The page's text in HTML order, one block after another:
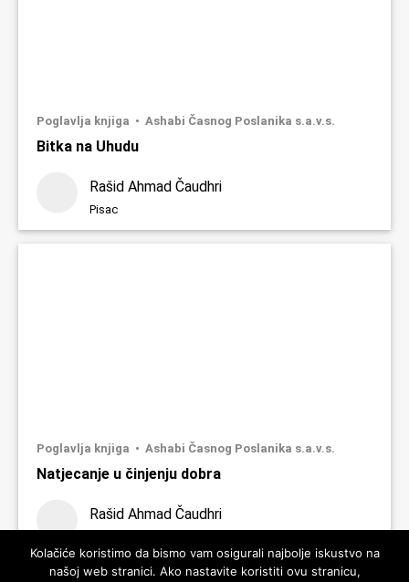
Poglavlja knjiga Ashabi Časnog Poslanika s.a.v.s.
Bitka na Uhudu
Rašid Ahmad Čaudhri
Pisac
Poglavlja knjiga Ashabi Časnog Poslanika s.a.v.s.
Natjecanje u činjenju dobra
Rašid Ahmad Čaudhri
Kolačiće koristimo da bismo vam osigurali najbolje iskustvo na
našoj web stranici. Ako nastavite koristiti ovu stranicu,